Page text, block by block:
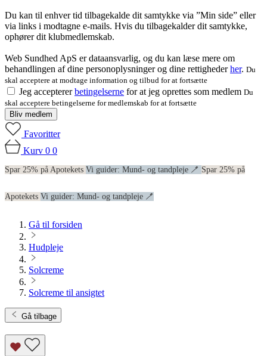
Du kan til enhver tid tilbagekalde dit samtykke via ”Min side” eller
via links i modtagne e-mails. Hvis du tilbagekalder dit samtykke,
ophører dit klubmedlemskab.
Web Sundhed ApS er dataansvarlig, og du kan læse mere om
behandlingen af dine personoplysninger og dine rettighederher. Du
skal acceptere at modtage information og tilbud for at fortsætte
Jeg acceptererbetingelserne for at jeg oprettes som medlem Du
skal acceptere betingelserne for medlemskab for at fortsætte
Bliv medlem
Favoritter
Kurv 0 0
Spar 25% på Apotekets Vi guider: Mund- og tandpleje 🪥 Spar 25% på
Apotekets Vi guider: Mund- og tandpleje 🪥
Gå til forsiden
Hudpleje
Solcreme
Solcreme til ansigtet
Gå tilbage